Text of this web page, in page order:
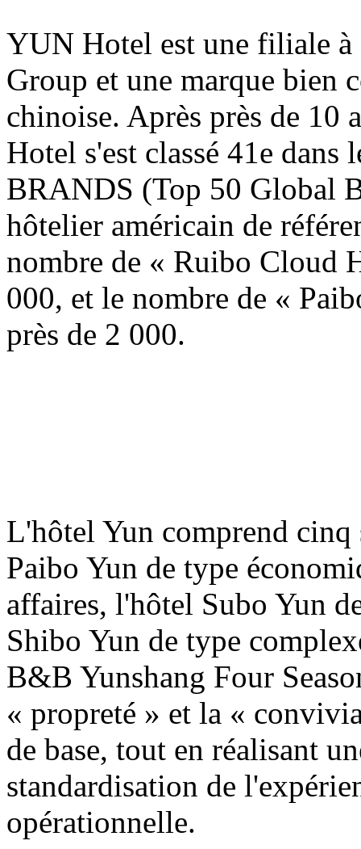
YUN Hotel est une filiale
Group et une marque bien
chinoise. Après près de 10
Hotel s'est classé 41e
BRANDS (Top 50 Global
hôtelier américain de
nombre de « Ruibo Cloud
000, et le nombre de «
près de 2 000.
L'hôtel Yun comprend cinq
Paibo Yun de type
affaires, l'hôtel Subo Yun
Shibo Yun de type
B&B Yunshang Four
« propreté » et la «
de base, tout en réalisant
standardisation de
opérationnelle.